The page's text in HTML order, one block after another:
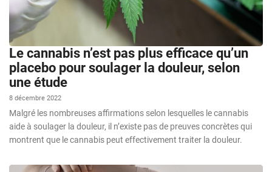
Le cannabis n’est pas plus efficace qu’un
placebo pour soulager la douleur, selon
une étude
8 décembre 2022
Malgré les nombreuses affirmations selon lesquelles le cannabis
aide à soulager la douleur, il n’existe pas de preuves concrètes qui
montrent que le cannabis peut effectivement traiter la douleur.